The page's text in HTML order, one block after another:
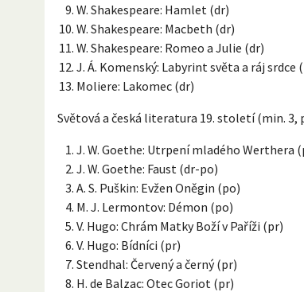
W. Shakespeare: Hamlet (dr)
W. Shakespeare: Macbeth (dr)
W. Shakespeare: Romeo a Julie (dr)
J. Á. Komenský: Labyrint světa a ráj srdce
Moliere: Lakomec (dr)
Světová a česká literatura 19. století (min.
J. W. Goethe: Utrpení mladého Werthera
J. W. Goethe: Faust (dr-po)
A. S. Puškin: Evžen Oněgin (po)
M. J. Lermontov: Démon (po)
V. Hugo: Chrám Matky Boží v Paříži (pr)
V. Hugo: Bídníci (pr)
Stendhal: Červený a černý (pr)
H. de Balzac: Otec Goriot (pr)